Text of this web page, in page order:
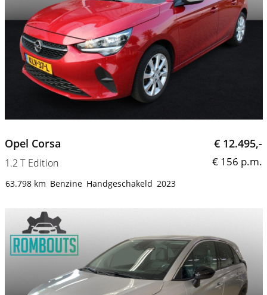
Opel Corsa
1.2 T Edition
€ 12.495,-
€ 156 p.m.
63.798 km Benzine Handgeschakeld 2023